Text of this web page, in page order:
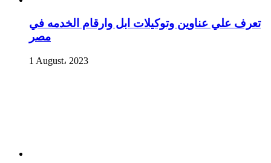
تعرف علي عناوين وتوكيلات ابل وارقام الخدمه في
مصر
1 August، 2023